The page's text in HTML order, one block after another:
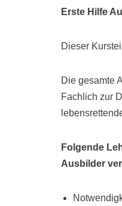
Erste Hilfe
Dieser
Die gesamte
Fachlich zur
Folgende
Ausbilder